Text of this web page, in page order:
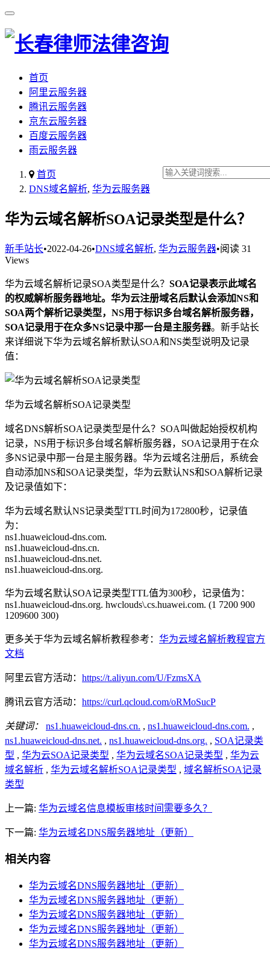
首页
阿里云服务器
腾讯云服务器
京东云服务器
百度云服务器
雨云服务器
首页
DNS域名解析, 华为云服务器
华为云域名解析SOA记录类型是什么？
新手站长•2022-04-26•DNS域名解析, 华为云服务器•阅读 31
Views
华为云域名解析记录SOA类型是什么？ SOA记录表示此域名
的权威解析服务器地址。华为云注册域名后默认会添加NS和
SOA两个解析记录类型，NS用于标识多台域名解析服务器，
SOA记录用于在众多NS记录中那一台是主服务器。新手站长
来详细说下华为云域名解析默认SOA和NS类型说明及记录
值：
华为云域名解析SOA记录类型
域名DNS解析SOA记录类型是什么？SOA叫做起始授权机构
记录，NS用于标识多台域名解析服务器，SOA记录用于在众
多NS记录中那一台是主服务器。华为云域名注册后，系统会
自动添加NS和SOA记录类型，华为云默认NS和SOA解析记录
及记录值如下：
华为云域名默认NS记录类型TTL时间为172800秒，记录值
为：
ns1.huaweicloud-dns.com.
ns1.huaweicloud-dns.cn.
ns1.huaweicloud-dns.net.
ns1.huaweicloud-dns.org.
华为云域名默认SOA记录类型TTL值为300秒，记录值为：
ns1.huaweicloud-dns.org. hwclouds\.cs.huawei.com. (1 7200 900
1209600 300)
更多关于华为云域名解析教程参考： 华为云域名解析教程官方
文档
阿里云官方活动： https://t.aliyun.com/U/FzmsXA
腾讯云官方活动： https://curl.qcloud.com/oRMoSucP
关键词： ns1.huaweicloud-dns.cn. , ns1.huaweicloud-dns.com. ,
ns1.huaweicloud-dns.net. , ns1.huaweicloud-dns.org. , SOA记录类
型 , 华为云SOA记录类型 , 华为云域名SOA记录类型 , 华为云
域名解析 , 华为云域名解析SOA记录类型 , 域名解析SOA记录
类型
上一篇: 华为云域名信息模板审核时间需要多久？
下一篇: 华为云域名DNS服务器地址（更新）
相关内容
华为云域名DNS服务器地址（更新）
华为云域名DNS服务器地址（更新）
华为云域名DNS服务器地址（更新）
华为云域名DNS服务器地址（更新）
华为云域名DNS服务器地址（更新）